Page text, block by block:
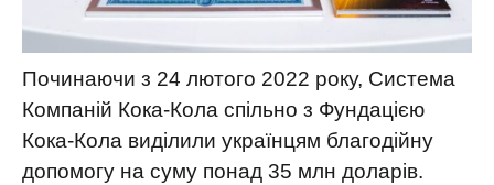
Починаючи з 24 лютого 2022 року, Система
Компаній Кока-Кола спільно з Фундацією
Кока-Кола виділили українцям благодійну
допомогу на суму понад 35 млн доларів.